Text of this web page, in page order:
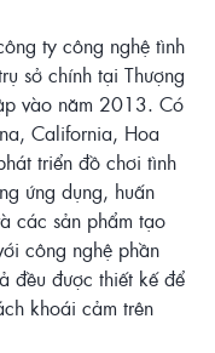
ty công nghệ tình
sở chính tại Thượng
vào năm 2013. Có
California, Hoa
triển đồ chơi tình
ứng dụng, huấn
các sản phẩm tạo
công nghệ phần
đều được thiết kế để
khoái cảm trên